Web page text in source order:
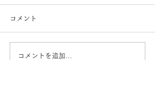
3days of designに出展し
コメント
コメントを追加…